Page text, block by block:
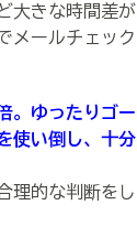
大きな時間差が
メールチェック
。ゆったりゴー
使い倒し、十分
理的な判断をし